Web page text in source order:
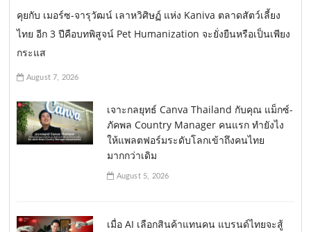
คุยกับ เมอร์ซ-จารุวัฒน์ เลาหวิศิษฏ์ แห่ง Kaniva ตลาดสัตว์เลี้ยง
ไทย อีก 3 ปีคือบทพิสูจน์ Pet Humanization จะยั่งยืนหรือเป็นเพียง
กระแส
August 7, 2026
เจาะกลยุทธ์ Canva Thailand กับคุณ แม็กซ์-
ภัคพล Country Manager คนแรก ทำยังไง
ให้แพลตฟอร์มระดับโลกเข้าถึงคนไทย
มากกว่าเดิม
August 5, 2026
เมื่อ AI เลือกสินค้าแทนคน แบรนด์ไทยจะสู้